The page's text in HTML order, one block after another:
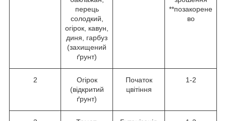
перець
солодкий,
огірок, кавун,
диня, гарбуз
(захищений
ґрунт)
**позакорене
во
2
Огірок
(відкритий
ґрунт)
Початок
цвітіння
1-2